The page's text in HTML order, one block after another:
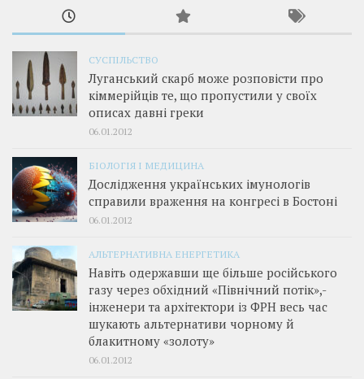
СУСПІЛЬСТВО
Луганський скарб може розповісти про
кіммерійців те, що пропустили у своїх
описах давні греки
06.01.2012
БІОЛОГІЯ І МЕДИЦИНА
Дослідження українських імунологів
справили враження на конгресі в Бостоні
06.01.2012
АЛЬТЕРНАТИВНА ЕНЕРГЕТИКА
Навіть одержавши ще більше російського
газу через обхідний «Північний потік»,­
інженери та архітектори із ФРН весь час
шукають альтернативи чорному й
блакитному «золоту»
06.01.2012